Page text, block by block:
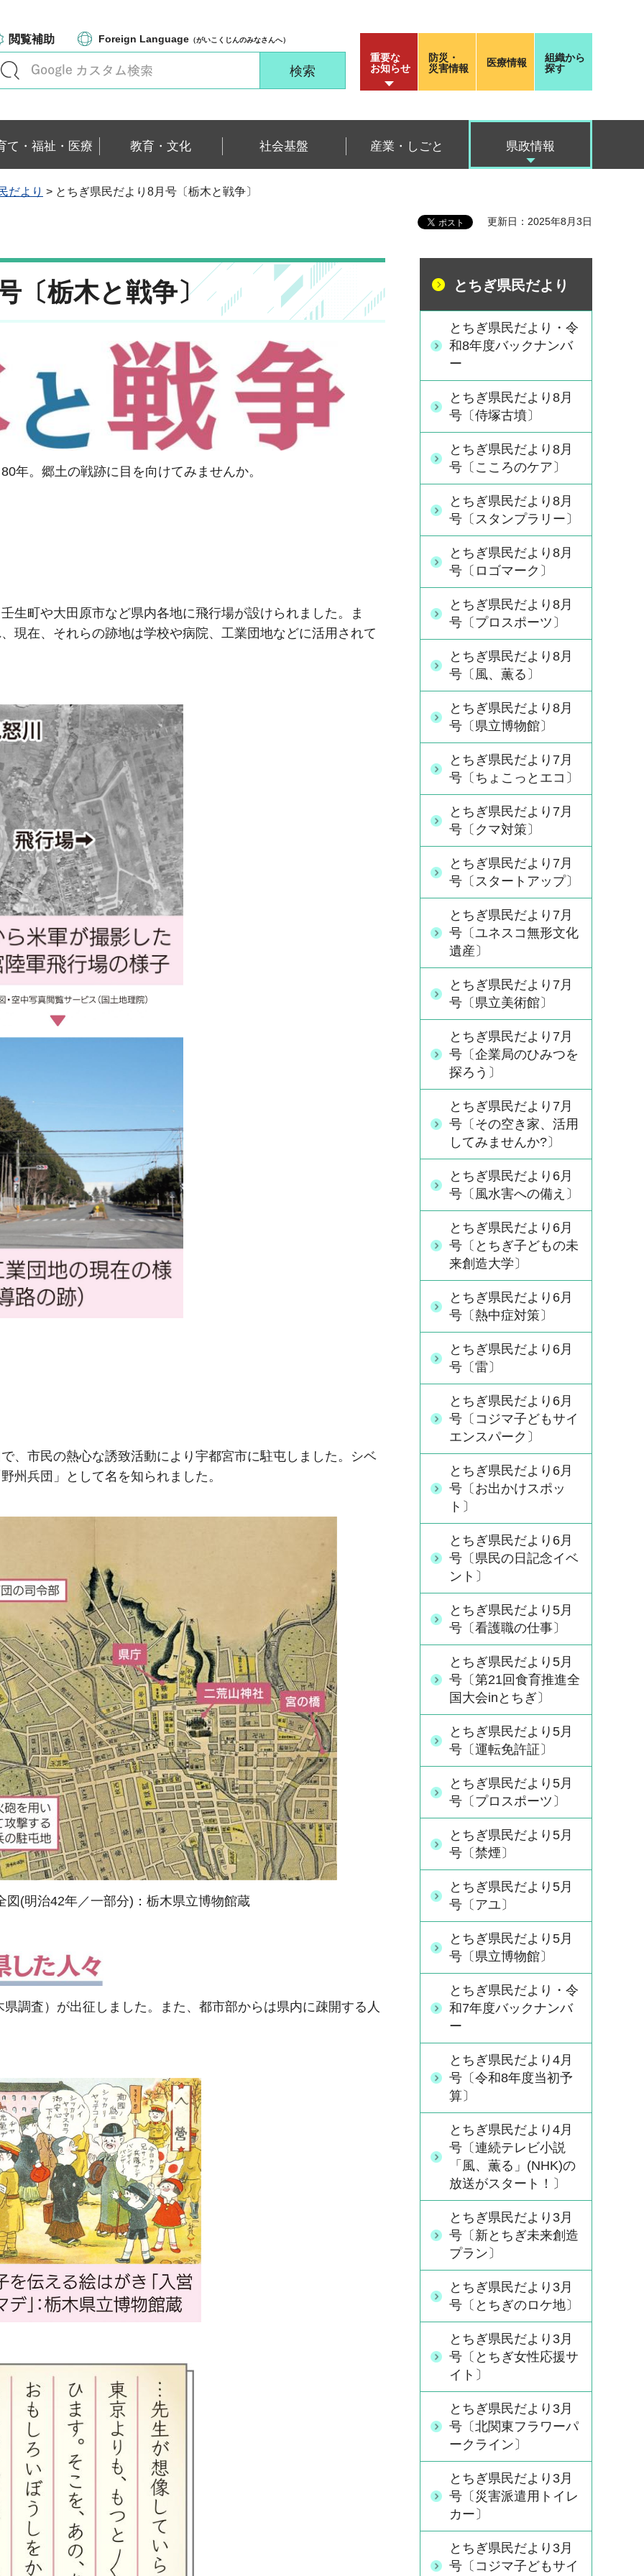
閲覧補助 Foreign Language （がいこくじんのみなさんへ）
重要な
お知らせ
防災・
災害情報
医療情報
組織から
探す
て・福祉・医療 教育・文化 社会基盤 産業・しごと 県政情報
だより > とちぎ県民だより8月号〔栃木と戦争〕
更新日：2025年8月3日
〔栃木と戦争〕
年。郷土の戦跡に目を向けてみませんか。
生町や大田原市など県内各地に飛行場が設けられました。ま
現在、それらの跡地は学校や病院、工業団地などに活用されて
、市民の熱心な誘致活動により宇都宮市に駐屯しました。シベ
州兵団」として名を知られました。
図(明治42年／一部分)：栃木県立博物館蔵
調査）が出征しました。また、都市部からは県内に疎開する人
とちぎ県民だより
とちぎ県民だより・令
和8年度バックナンバ
ー
とちぎ県民だより8月
号〔侍塚古墳〕
とちぎ県民だより8月
号〔こころのケア〕
とちぎ県民だより8月
号〔スタンプラリー〕
とちぎ県民だより8月
号〔ロゴマーク〕
とちぎ県民だより8月
号〔プロスポーツ〕
とちぎ県民だより8月
号〔風、薫る〕
とちぎ県民だより8月
号〔県立博物館〕
とちぎ県民だより7月
号〔ちょこっとエコ〕
とちぎ県民だより7月
号〔クマ対策〕
とちぎ県民だより7月
号〔スタートアップ〕
とちぎ県民だより7月
号〔ユネスコ無形文化
遺産〕
とちぎ県民だより7月
号〔県立美術館〕
とちぎ県民だより7月
号〔企業局のひみつを
探ろう〕
とちぎ県民だより7月
号〔その空き家、活用
してみませんか?〕
とちぎ県民だより6月
号〔風水害への備え〕
とちぎ県民だより6月
号〔とちぎ子どもの未
来創造大学〕
とちぎ県民だより6月
号〔熱中症対策〕
とちぎ県民だより6月
号〔雷〕
とちぎ県民だより6月
号〔コジマ子どもサイ
エンスパーク〕
とちぎ県民だより6月
号〔お出かけスポッ
ト〕
とちぎ県民だより6月
号〔県民の日記念イベ
ント〕
とちぎ県民だより5月
号〔看護職の仕事〕
とちぎ県民だより5月
号〔第21回食育推進全
国大会inとちぎ〕
とちぎ県民だより5月
号〔運転免許証〕
とちぎ県民だより5月
号〔プロスポーツ〕
とちぎ県民だより5月
号〔禁煙〕
とちぎ県民だより5月
号〔アユ〕
とちぎ県民だより5月
号〔県立博物館〕
とちぎ県民だより・令
和7年度バックナンバ
ー
とちぎ県民だより4月
号〔令和8年度当初予
算〕
とちぎ県民だより4月
号〔連続テレビ小説
「風、薫る」(NHK)の
放送がスタート！〕
とちぎ県民だより3月
号〔新とちぎ未来創造
プラン〕
とちぎ県民だより3月
号〔とちぎのロケ地〕
とちぎ県民だより3月
号〔とちぎ女性応援サ
イト〕
とちぎ県民だより3月
号〔北関東フラワーパ
ークライン〕
とちぎ県民だより3月
号〔災害派遣用トイレ
カー〕
とちぎ県民だより3月
号〔コジマ子どもサイ